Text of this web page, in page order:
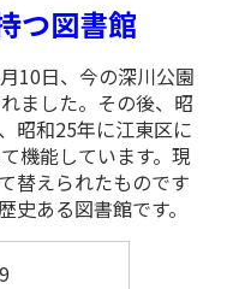
つ図書館
10日、今の深川公園
ました。その後、昭
昭和25年に江東区に
機能しています。現
替えられたものです
ある図書館です。